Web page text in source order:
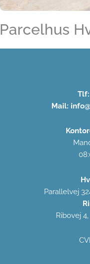
Parcelhus
Tlf:
Mail:
Parallelvej
Ribovej